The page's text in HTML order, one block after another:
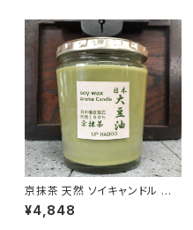
京抹茶 天然 ソイキャンドル ア
ロマキャンドル
¥4,848